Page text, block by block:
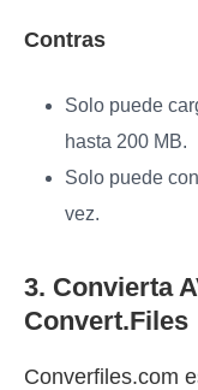
Contras
Solo puede
hasta 200 MB.
Solo puede
vez.
3. Convierta
Convert.Files
Converfiles.com